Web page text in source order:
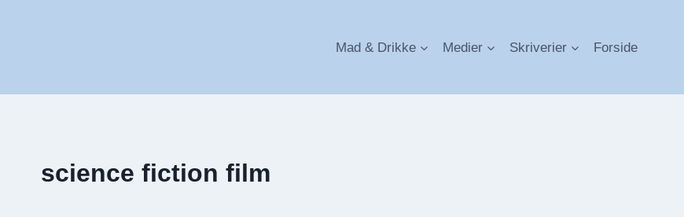
Mad & Drikke Medier Skriverier Forside
science fiction film